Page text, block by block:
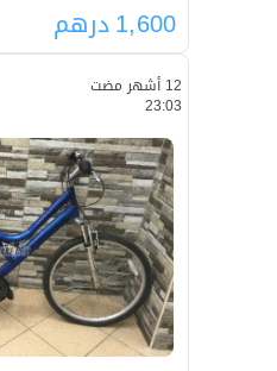
1,600درهم
12 أشهر مضت
23:03